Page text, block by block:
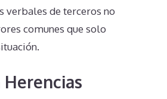
verbales de terceros no
comunes que solo